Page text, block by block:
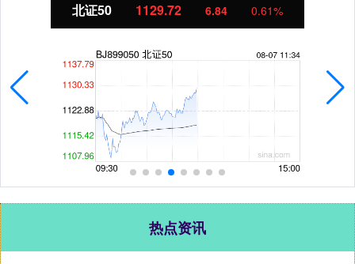
北证50 1129.72 6.84 0.61%
热点资讯